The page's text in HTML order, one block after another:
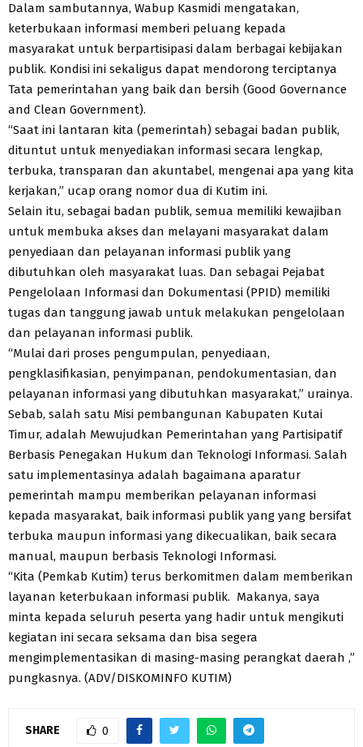
Dalam sambutannya, Wabup Kasmidi mengatakan,
keterbukaan informasi memberi peluang kepada
masyarakat untuk berpartisipasi dalam berbagai kebijakan
publik. Kondisi ini sekaligus dapat mendorong terciptanya
Tata pemerintahan yang baik dan bersih (Good Governance
and Clean Government).
“Saat ini lantaran kita (pemerintah) sebagai badan publik,
dituntut untuk menyediakan informasi secara lengkap,
terbuka, transparan dan akuntabel, mengenai apa yang kita
kerjakan,” ucap orang nomor dua di Kutim ini.
Selain itu, sebagai badan publik, semua memiliki kewajiban
untuk membuka akses dan melayani masyarakat dalam
penyediaan dan pelayanan informasi publik yang
dibutuhkan oleh masyarakat luas. Dan sebagai Pejabat
Pengelolaan Informasi dan Dokumentasi (PPID) memiliki
tugas dan tanggung jawab untuk melakukan pengelolaan
dan pelayanan informasi publik.
“Mulai dari proses pengumpulan, penyediaan,
pengklasifikasian, penyimpanan, pendokumentasian, dan
pelayanan informasi yang dibutuhkan masyarakat,” urainya.
Sebab, salah satu Misi pembangunan Kabupaten Kutai
Timur, adalah Mewujudkan Pemerintahan yang Partisipatif
Berbasis Penegakan Hukum dan Teknologi Informasi. Salah
satu implementasinya adalah bagaimana aparatur
pemerintah mampu memberikan pelayanan informasi
kepada masyarakat, baik informasi publik yang yang bersifat
terbuka maupun informasi yang dikecualikan, baik secara
manual, maupun berbasis Teknologi Informasi.
“Kita (Pemkab Kutim) terus berkomitmen dalam memberikan
layanan keterbukaan informasi publik. Makanya, saya
minta kepada seluruh peserta yang hadir untuk mengikuti
kegiatan ini secara seksama dan bisa segera
mengimplementasikan di masing-masing perangkat daerah ,”
pungkasnya. (ADV/DISKOMINFO KUTIM)
SHARE 0